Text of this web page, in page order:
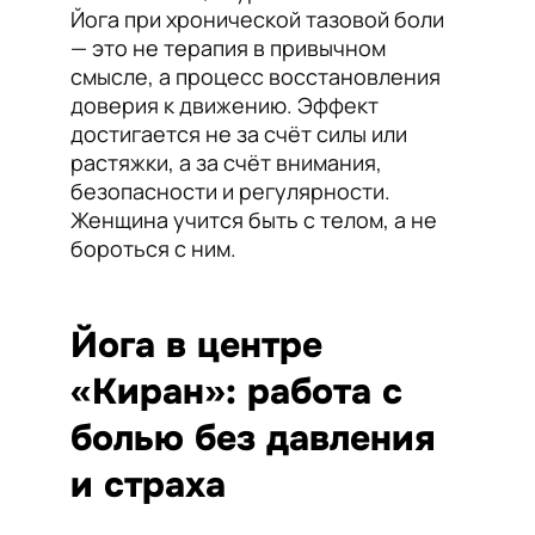
Йога при хронической тазовой боли
— это не терапия в привычном
смысле, а процесс восстановления
доверия к движению. Эффект
достигается не за счёт силы или
растяжки, а за счёт внимания,
безопасности и регулярности.
Женщина учится быть с телом, а не
бороться с ним.
Йога в центре
«Киран»: работа с
болью без давления
и страха